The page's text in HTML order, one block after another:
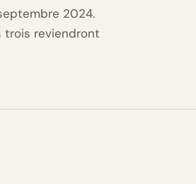
2024.
trois reviendront